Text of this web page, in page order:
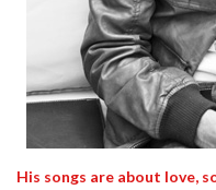
His songs are about love,